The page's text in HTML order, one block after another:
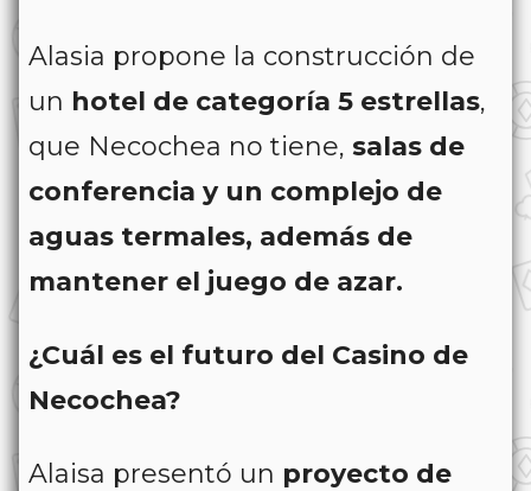
Alasia propone la construcción de
un hotel de categoría 5 estrellas,
que Necochea no tiene, salas de
conferencia y un complejo de
aguas termales, además de
mantener el juego de azar.
¿Cuál es el futuro del Casino de
Necochea?
Alaisa presentó un proyecto de